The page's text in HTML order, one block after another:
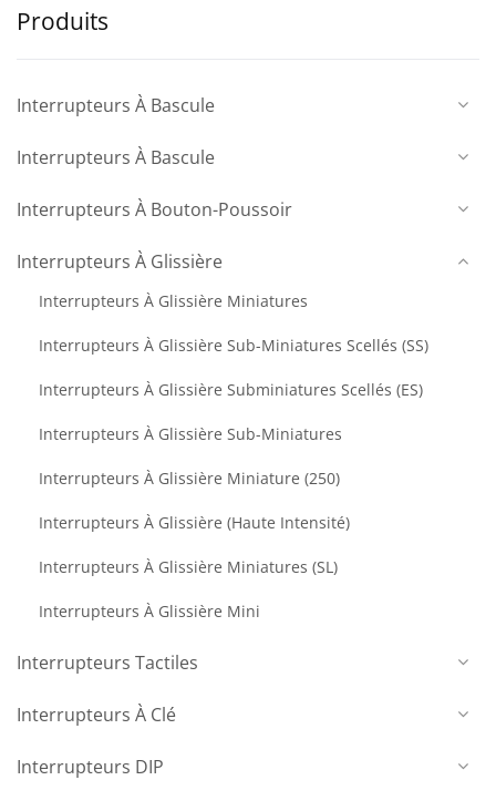
Produits
Interrupteurs À Bascule
Interrupteurs À Bascule
Interrupteurs À Bouton-Poussoir
Interrupteurs À Glissière
Interrupteurs À Glissière Miniatures
Interrupteurs À Glissière Sub-Miniatures Scellés (SS)
Interrupteurs À Glissière Subminiatures Scellés (ES)
Interrupteurs À Glissière Sub-Miniatures
Interrupteurs À Glissière Miniature (250)
Interrupteurs À Glissière (haute Intensité)
Interrupteurs À Glissière Miniatures (SL)
Interrupteurs À Glissière Mini
Interrupteurs Tactiles
Interrupteurs À Clé
Interrupteurs DIP